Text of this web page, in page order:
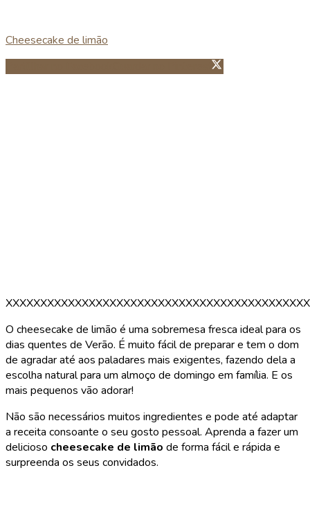
Cheesecake de limão
Guardar no Pinterest
O cheesecake de limão é uma sobremesa fresca ideal para os
dias quentes de Verão. É muito fácil de preparar e tem o dom
de agradar até aos paladares mais exigentes, fazendo dela a
escolha natural para um almoço de domingo em família. E os
mais pequenos vão adorar!
Não são necessários muitos ingredientes e pode até adaptar
a receita consoante o seu gosto pessoal. Aprenda a fazer um
delicioso cheesecake de limão de forma fácil e rápida e
surpreenda os seus convidados.